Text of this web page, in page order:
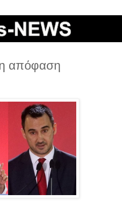
απόφαση